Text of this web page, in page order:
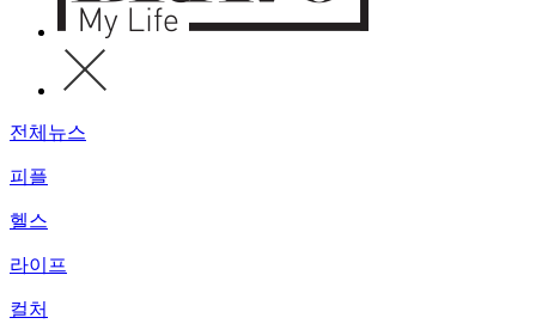
전체뉴스
피플
헬스
라이프
컬처